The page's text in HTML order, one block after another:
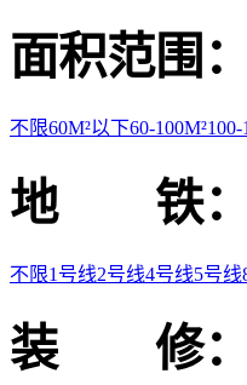
面积范围：
不限60M²以下60-100M²100-
地 铁：
不限1号线2号线4号线5号线
装 修：